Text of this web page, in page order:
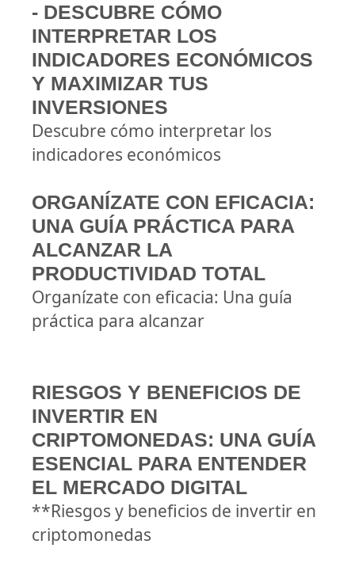
- DESCUBRE CÓMO
INTERPRETAR LOS
INDICADORES ECONÓMICOS
Y MAXIMIZAR TUS
INVERSIONES
Descubre cómo interpretar los
indicadores económicos
ORGANÍZATE CON EFICACIA:
UNA GUÍA PRÁCTICA PARA
ALCANZAR LA
PRODUCTIVIDAD TOTAL
Organízate con eficacia: Una guía
práctica para alcanzar
RIESGOS Y BENEFICIOS DE
INVERTIR EN
CRIPTOMONEDAS: UNA GUÍA
ESENCIAL PARA ENTENDER
EL MERCADO DIGITAL
**Riesgos y beneficios de invertir en
criptomonedas